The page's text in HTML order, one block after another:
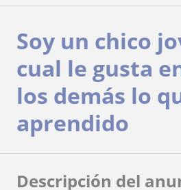
Soy un chico
cual le gusta
los demás lo
aprendido
Descripción del